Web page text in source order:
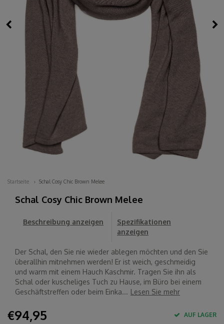
Startseite Schal Cosy Chic Brown Melee
Schal Cosy Chic Brown Melee
Beschreibung anzeigen
Spezifikationen
anzeigen
Der Schal, den Sie nie wieder ablegen möchten und den Sie
überallhin mitnehmen werden! Er ist weich, geschmeidig
und warm mit einem Hauch Kaschmir. Tragen Sie ihn als
Schal oder kuscheliges Tuch zu Hause, im Büro bei einem
Geschäftstreffen oder beim Einka... Lesen Sie mehr
€94,95 AUF LAGER